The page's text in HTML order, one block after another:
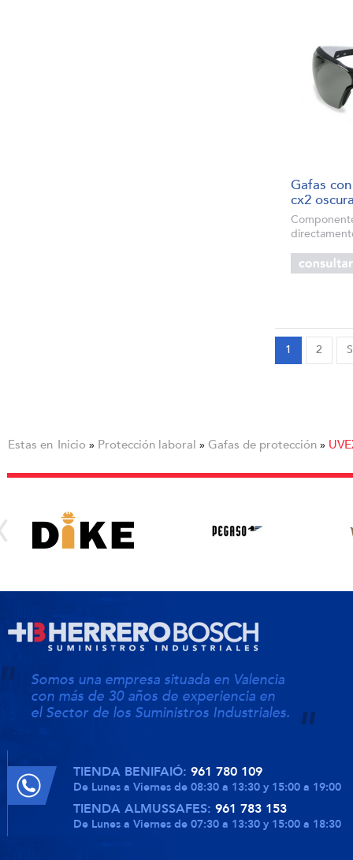
Gafas
cx2
al rayado y
1 2
Estas en Inicio » Protección laboral » Gafas de protección »
Somos una empresa situada en Valencia
con más de 30 años de experiencia en
el Sector de los Suministros Industriales.
TIENDA BENIFAIÓ: 961 780 109
De Lunes a Viernes de 08:30 a 13:30 y 15:00 a 19:00
TIENDA ALMUSSAFES: 961 783 153
De Lunes a Viernes de 07:30 a 13:30 y 15:00 a 18:30